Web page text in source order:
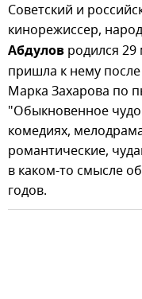
Советский и
кинорежиссер,
Абдулов родился 29
пришла к нему
Марка Захарова по
"Обыкновенное
комедиях,
романтические,
в каком-то смысле
годов.